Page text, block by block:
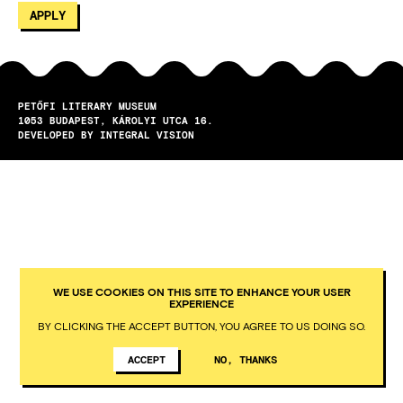
PETŐFI LITERARY MUSEUM
1053
BUDAPEST
KÁROLYI UTCA 16.
DEVELOPED BY INTEGRAL VISION
WE USE COOKIES ON THIS SITE TO ENHANCE YOUR USER
EXPERIENCE
BY CLICKING THE ACCEPT BUTTON, YOU AGREE TO US DOING SO.
ACCEPT NO, THANKS